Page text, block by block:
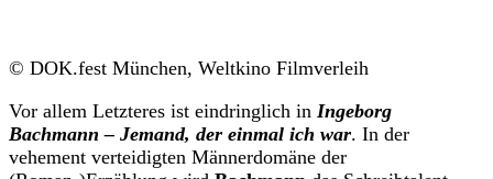
© DOK.fest München, Weltkino Filmverleih
Vor allem Letzteres ist eindringlich in Ingeborg
Bachmann – Jemand, der einmal ich war. In der
vehement verteidigten Männerdomäne der